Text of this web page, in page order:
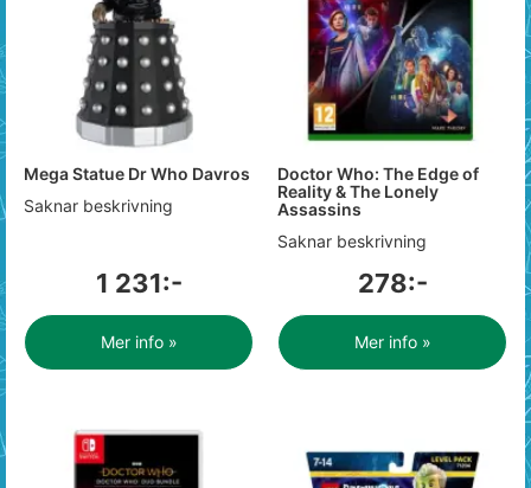
Mega Statue Dr Who Davros
Saknar beskrivning
1 231:-
Mer info »
Doctor Who: The Edge of
Reality & The Lonely
Assassins
Saknar beskrivning
278:-
Mer info »